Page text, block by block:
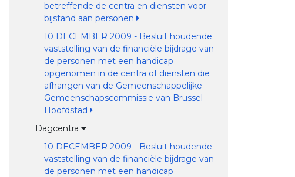
betreffende de centra en diensten voor
bijstand aan personen
10 DECEMBER 2009 - Besluit houdende
vaststelling van de financiële bijdrage van
de personen met een handicap
opgenomen in de centra of diensten die
afhangen van de Gemeenschappelijke
Gemeenschapscommissie van Brussel-
Hoofdstad
Dagcentra
10 DECEMBER 2009 - Besluit houdende
vaststelling van de financiële bijdrage van
de personen met een handicap